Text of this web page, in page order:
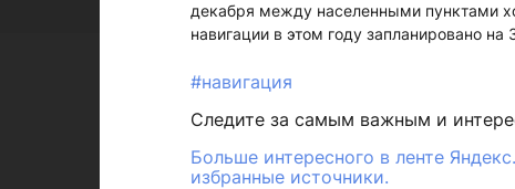
декабря между населенными пунктами
навигации в этом году запланировано
#навигация
Следите за самым важным и
Больше интересного в ленте
избранные источники.